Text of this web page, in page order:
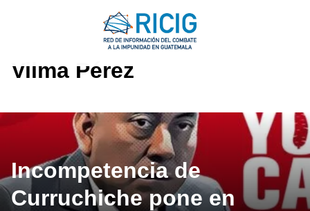
Vilma Pérez
Incompetencia de
Curruchiche pone en